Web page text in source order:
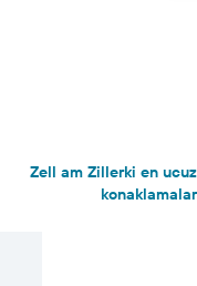
Zell am Zillerki en ucuz
konaklamalar